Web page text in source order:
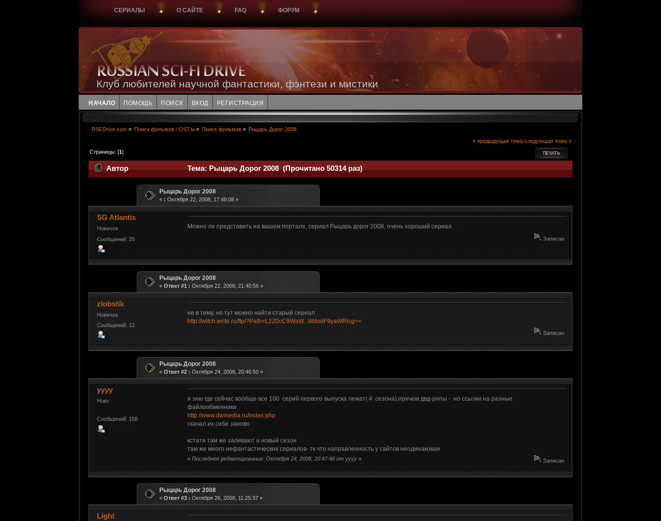
СЕРИАЛЫ О САЙТЕ FAQ ФОРУМ
Клуб любителей научной фантастики, фэнтези и мистики
НАЧАЛО ПОМОЩЬ ПОИСК ВХОД РЕГИСТРАЦИЯ
RSFDrive.com » Поиск фильмов / OST'ы» Поиск фильмов» Рыцарь Дорог 2008
« предыдущая тема следующая тема »
ПЕЧАТЬ
Страницы: [1]
Автор Тема: Рыцарь Дорог 2008 (Прочитано 50314 раз)
Рыцарь Дорог 2008
« : Октября 22, 2008, 17:48:08 »
SG Atlantis
Новичок
Сообщений: 25
Можно ли представить на вашем портале, сериал Рыцарь дорог 2008, очень хороший сериал.
Записан
Рыцарь Дорог 2008
«Ответ #1 : Октября 22, 2008, 21:40:56 »
zlobstik
Новичок
Сообщений: 12
не в тему, но тут можно найти старый сериал
http://witch.write.ru/ftp/?Path=L2Z0cC9WaW...WdodF9yaWRlcg==
Записан
Рыцарь Дорог 2008
«Ответ #2 : Октября 24, 2008, 20:46:50 »
yyyy
Нокс
Сообщений: 156
я зню где сейчас вообще все 100 серий первого выпуска лежат( 4 сезона),причем двд-рипы - но ссылки на разные
файлообменники
http://www.dwmedia.ru/index.php
скачал их себе заново
кстати там же заливают и новый сезон
там же много нефантастических сериалов- тк что направленность у сайтов неодинаковая
« Последнее редактирование: Октября 24, 2008, 20:47:46 от yyyy» Записан
Рыцарь Дорог 2008
«Ответ #3 : Октября 26, 2008, 11:25:37 »
Light